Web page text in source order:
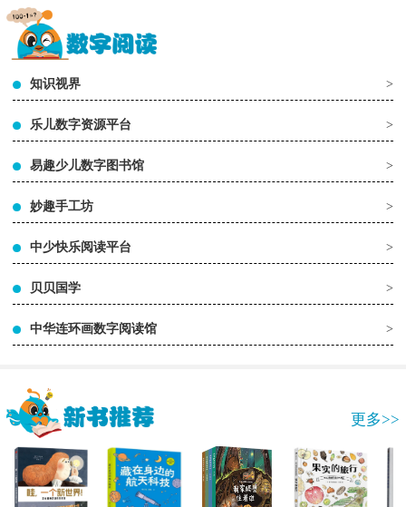
知识视界 >
乐儿数字资源平台 >
易趣少儿数字图书馆 >
妙趣手工坊 >
中少快乐阅读平台 >
贝贝国学 >
中华连环画数字阅读馆 >
更多>>